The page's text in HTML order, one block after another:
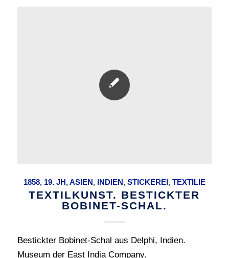
1858, 19. JH,ASIEN, INDIEN, STICKEREI, TEXTILIE
TEXTILKUNST. BESTICKTER
BOBINET-SCHAL.
Bestickter Bobinet-Schal aus Delphi, Indien.
Museum der East India Company.